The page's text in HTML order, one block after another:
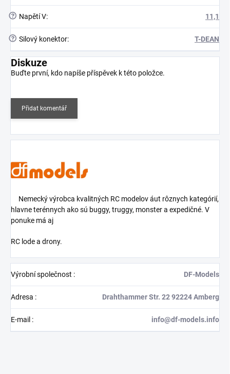
? Napětí V: 11,1
? Silový konektor: T-DEAN
Diskuze
Buďte první, kdo napíše příspěvek k této položce.
Přidat komentář
Nemecký výrobca kvalitných RC modelov áut rôznych kategórií,
hlavne terénnych ako sú buggy, truggy, monster a expedičné. V
ponuke má aj
RC lode a drony.
Výrobní společnost : DF-Models
Adresa : Drahthammer Str. 22 92224 Amberg
E-mail : info@df-models.info